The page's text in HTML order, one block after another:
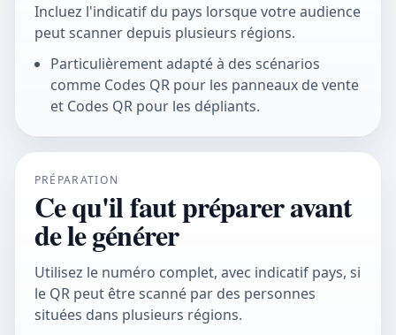
Incluez l'indicatif du pays lorsque votre audience
peut scanner depuis plusieurs régions.
Particulièrement adapté à des scénarios
comme Codes QR pour les panneaux de vente
et Codes QR pour les dépliants.
PRÉPARATION
Ce qu'il faut préparer avant
de le générer
Utilisez le numéro complet, avec indicatif pays, si
le QR peut être scanné par des personnes
situées dans plusieurs régions.